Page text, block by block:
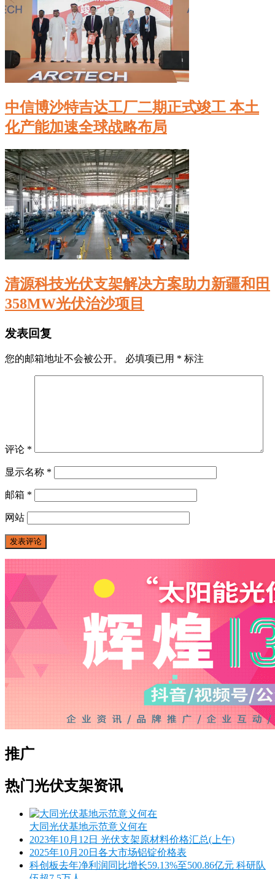
中信博沙特吉达工厂二期正式竣工 本土
化产能加速全球战略布局
清源科技光伏支架解决方案助力新疆和田
358MW光伏治沙项目
发表回复
您的邮箱地址不会被公开。 必填项已用 * 标注
评论 *
显示名称 *
邮箱 *
网站
推广
热门光伏支架资讯
大同光伏基地示范意义何在
2023年10月12日 光伏支架原材料价格汇总(上午)
2025年10月20日各大市场铝锭价格表
科创板去年净利润同比增长59.13%至500.86亿元 科研队